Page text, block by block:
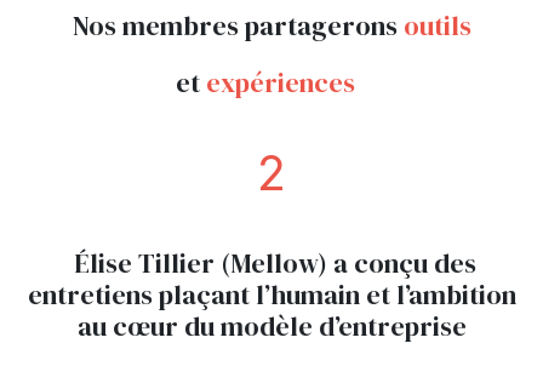
Nos membres partageronsoutils
et expériences
2
Élise Tillier (Mellow) a conçu des
entretiens plaçant l’humain et l’ambition
au cœur du modèle d’entreprise